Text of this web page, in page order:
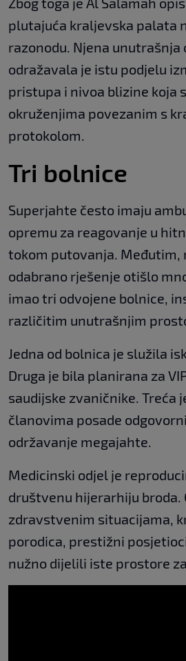
plutajuća kraljevska palata
razonodu. Njena unutrašnja
odražavala je istu podjelu
pristupa i nivoa blizine koja
okruženjima povezanim s
protokolom.
Tri bolnice
Superjahte često imaju
opremu za reagovanje u
tokom putovanja. Međutim,
odabrano rješenje otišlo
imao tri odvojene bolnice,
različitim unutrašnjim
Jedna od bolnica je služila
Druga je bila planirana za
saudijske zvaničnike. Treća
članovima posade
održavanje megajahte.
Medicinski odjel je
društvenu hijerarhiju broda.
zdravstvenim situacijama,
porodica, prestižni
nužno dijelili iste prostore